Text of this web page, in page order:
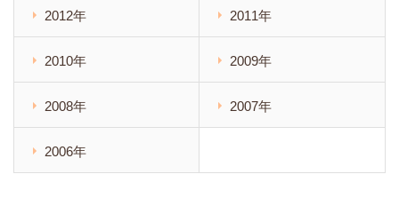
2012年 2011年
2010年 2009年
2008年 2007年
2006年